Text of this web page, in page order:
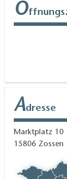
Ö
Adresse
Marktplatz 10
15806 Zossen